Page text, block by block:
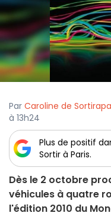
Par Caroline de
à 13h24
Plus de positif
Sortir à Paris.
Dès le 2 octobre
véhicules à quatre
l'édition 2010 du